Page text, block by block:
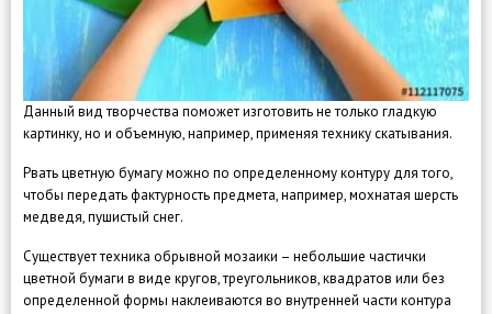
Данный вид творчества поможет изготовить не только гладкую
картинку, но и объемную, например, применяя технику скатывания.
Рвать цветную бумагу можно по определенному контуру для того,
чтобы передать фактурность предмета, например, мохнатая шерсть
медведя, пушистый снег.
Существует техника обрывной мозаики – небольшие частички
цветной бумаги в виде кругов, треугольников, квадратов или без
определенной формы наклеиваются во внутренней части контура